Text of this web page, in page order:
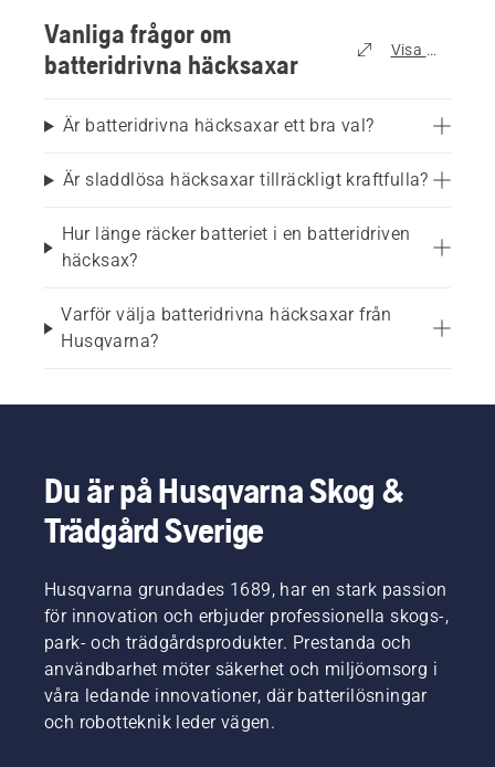
praktisk och användarvänlig lösning. Jämfört
med bensindrivna alternativ är de tystare och
lättare och kräver mindre underhåll.
Lämpar sig för:
Små och stora trädgårdar
Bostadsområden där låg ljudnivå är viktig
växtlighet
Varför välja en batteridriven
För de flesta användare ger sladdlösa häcksaxar
en bra balans mellan prestanda och
användarvänlighet.
Vanliga frågor om
batteridrivna häcksaxar
Visa alla
Är batteridrivna häcksaxar ett bra val?
Är sladdlösa häcksaxar tillräckligt kraftfulla?
Hur länge räcker batteriet i en batteridriven
häcksax?
Varför välja batteridrivna häcksaxar från
Husqvarna?
Du är på Husqvarna Skog &
Trädgård Sverige
Husqvarna grundades 1689, har en stark passion
för innovation och erbjuder professionella skogs-,
park- och trädgårdsprodukter. Prestanda och
användbarhet möter säkerhet och miljöomsorg i
våra ledande innovationer, där batterilösningar
och robotteknik leder vägen.